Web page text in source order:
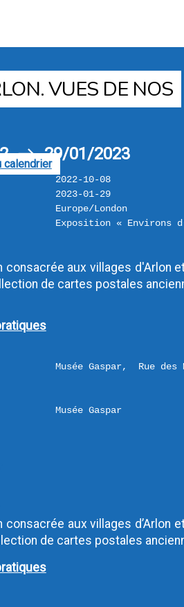
VUES DE NOS
h 29/01/2023
calendrier
2022-10-08
2023-01-29
Europe/London
Exposition « Environs
consacrée aux villages d'Arlon
de cartes postales
Musée Gaspar,  Rue
Musée Gaspar
consacrée aux villages d’Arlon
de cartes postales